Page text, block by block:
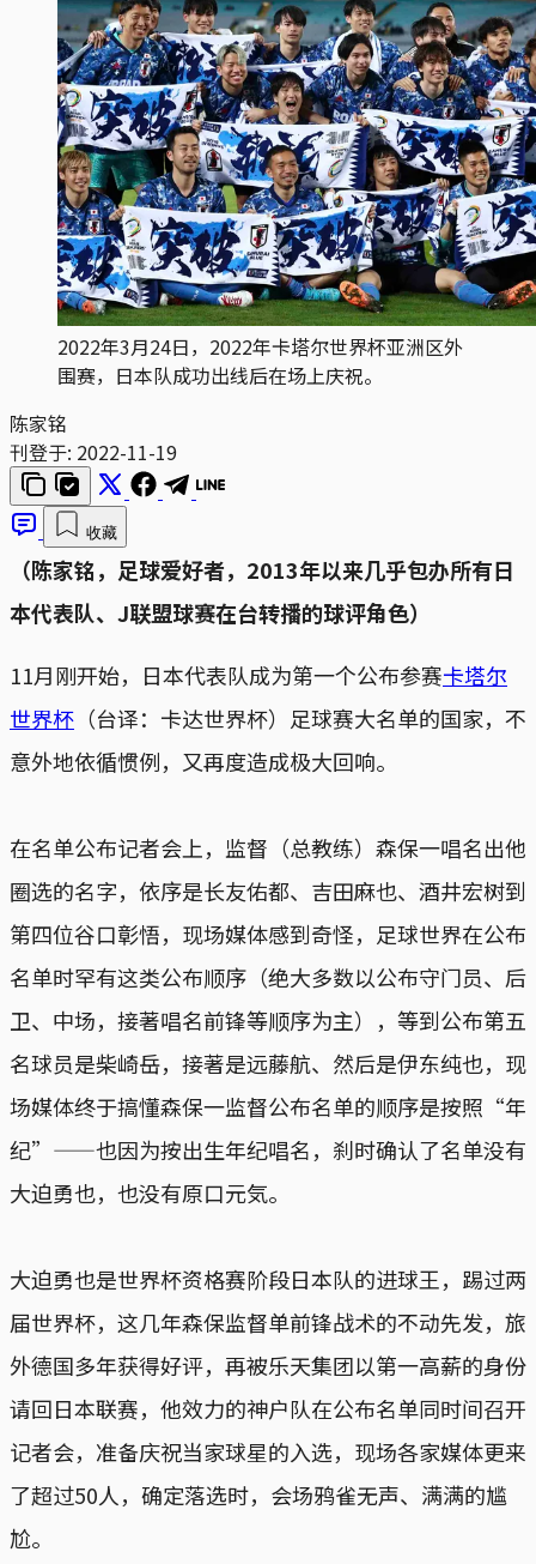
2022年3月24日，2022年卡塔尔世界杯亚洲区外
围赛，日本队成功出线后在场上庆祝。
陈家铭
刊登于: 2022-11-19
收藏
（陈家铭，足球爱好者，2013年以来几乎包办所有日
本代表队、J联盟球赛在台转播的球评角色）
11月刚开始，日本代表队成为第一个公布参赛卡塔尔
世界杯 （台译：卡达世界杯）足球赛大名单的国家，不
意外地依循惯例，又再度造成极大回响。
在名单公布记者会上，监督（总教练）森保一唱名出他
圈选的名字，依序是长友佑都、吉田麻也、酒井宏树到
第四位谷口彰悟，现场媒体感到奇怪，足球世界在公布
名单时罕有这类公布顺序（绝大多数以公布守门员、后
卫、中场，接著唱名前锋等顺序为主），等到公布第五
名球员是柴崎岳，接著是远藤航、然后是伊东纯也，现
场媒体终于搞懂森保一监督公布名单的顺序是按照“年
纪”——也因为按出生年纪唱名，刹时确认了名单没有
大迫勇也，也没有原口元気。
大迫勇也是世界杯资格赛阶段日本队的进球王，踢过两
届世界杯，这几年森保监督单前锋战术的不动先发，旅
外德国多年获得好评，再被乐天集团以第一高薪的身份
请回日本联赛，他效力的神户队在公布名单同时间召开
记者会，准备庆祝当家球星的入选，现场各家媒体更来
了超过50人，确定落选时，会场鸦雀无声、满满的尴
尬。